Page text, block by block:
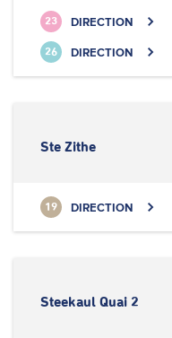
23 DIRECTION
26 DIRECTION
Ste Zithe
19 DIRECTION
Steekaul Quai 2